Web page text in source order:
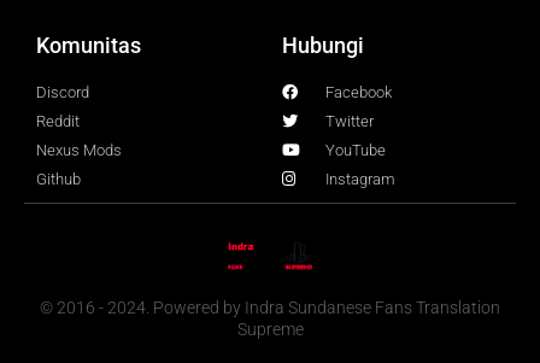
Komunitas
Discord
Reddit
Nexus Mods
Github
Hubungi
Facebook
Twitter
YouTube
Instagram
© 2016 - 2024. Powered by Indra Sundanese Fans Translation
Supreme